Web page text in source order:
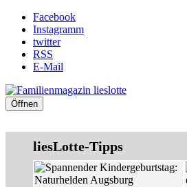
Facebook
Instagramm
twitter
RSS
E-Mail
Öffnen
liesLotte-Tipps